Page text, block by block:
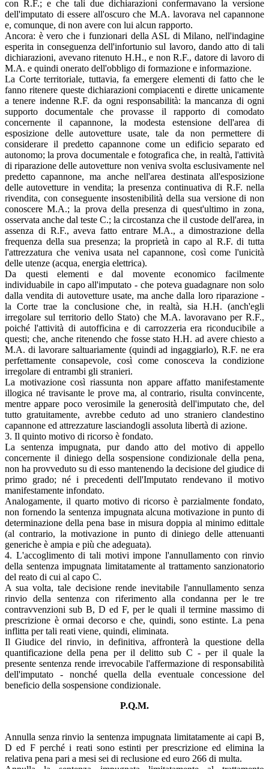
con R.F.; e che tali due dichiarazioni confermavano la versione
dell'imputato di essere all'oscuro che M.A. lavorava nel capannone
e, comunque, di non avere con lui alcun rapporto.
Ancora: è vero che i funzionari della ASL di Milano, nell'indagine
esperita in conseguenza dell'infortunio sul lavoro, dando atto di tali
dichiarazioni, avevano ritenuto H.H., e non R.F., datore di lavoro di
M.A. e quindi onerato dell'obbligo di formazione e informazione.
La Corte territoriale, tuttavia, fa emergere elementi di fatto che le
fanno ritenere queste dichiarazioni compiacenti e dirette unicamente
a tenere indenne R.F. da ogni responsabilità: la mancanza di ogni
supporto documentale che provasse il rapporto di comodato
concernente il capannone, la modesta estensione dell'area di
esposizione delle autovetture usate, tale da non permettere di
considerare il predetto capannone come un edificio separato ed
autonomo; la prova documentale e fotografica che, in realtà, l'attività
di riparazione delle autovetture non veniva svolta esclusivamente nel
predetto capannone, ma anche nell'area destinata all'esposizione
delle autovetture in vendita; la presenza continuativa di R.F. nella
rivendita, con conseguente insostenibilità della sua versione di non
conoscere M.A.; la prova della presenza di quest'ultimo in zona,
osservata anche dal teste C.; la circostanza che il custode dell'area, in
assenza di R.F., aveva fatto entrare M.A., a dimostrazione della
frequenza della sua presenza; la proprietà in capo al R.F. di tutta
l'attrezzatura che veniva usata nel capannone, così come l'unicità
delle utenze (acqua, energia elettrica).
Da questi elementi e dal movente economico facilmente
individuabile in capo all'imputato - che poteva guadagnare non solo
dalla vendita di autovetture usate, ma anche dalla loro riparazione -
la Corte trae la conclusione che, in realtà, sia H.H. (anch'egli
irregolare sul territorio dello Stato) che M.A. lavoravano per R.F.,
poiché l'attività di autofficina e di carrozzeria era riconducibile a
questi; che, anche ritenendo che fosse stato H.H. ad avere chiesto a
M.A. di lavorare saltuariamente (quindi ad ingaggiarlo), R.F. ne era
perfettamente consapevole, così come conosceva la condizione
irregolare di entrambi gli stranieri.
La motivazione così riassunta non appare affatto manifestamente
illogica né travisante le prove ma, al contrario, risulta convincente,
mentre appare poco verosimile la generosità dell'imputato che, del
tutto gratuitamente, avrebbe ceduto ad uno straniero clandestino
capannone ed attrezzature lasciandogli assoluta libertà di azione.
3. Il quinto motivo di ricorso è fondato.
La sentenza impugnata, pur dando atto del motivo di appello
concernente il diniego della sospensione condizionale della pena,
non ha provveduto su di esso mantenendo la decisione del giudice di
primo grado; né i precedenti dell'Imputato rendevano il motivo
manifestamente infondato.
Analogamente, il quarto motivo di ricorso è parzialmente fondato,
non fornendo la sentenza impugnata alcuna motivazione in punto di
determinazione della pena base in misura doppia al minimo edittale
(al contrario, la motivazione in punto di diniego delle attenuanti
generiche è ampia e più che adeguata).
4. L'accoglimento di tali motivi impone l'annullamento con rinvio
della sentenza impugnata limitatamente al trattamento sanzionatorio
del reato di cui al capo C.
A sua volta, tale decisione rende inevitabile l'annullamento senza
rinvio della sentenza con riferimento alla condanna per le tre
contravvenzioni sub B, D ed F, per le quali il termine massimo di
prescrizione è ormai decorso e che, quindi, sono estinte. La pena
inflitta per tali reati viene, quindi, eliminata.
Il Giudice del rinvio, in definitiva, affronterà la questione della
quantificazione della pena per il delitto sub C - per il quale la
presente sentenza rende irrevocabile l'affermazione di responsabilità
dell'imputato - nonché quella della eventuale concessione del
beneficio della sospensione condizionale.
P.Q.M.
Annulla senza rinvio la sentenza impugnata limitatamente ai capi B,
D ed F perché i reati sono estinti per prescrizione ed elimina la
relativa pena pari a mesi sei di reclusione ed euro 266 di multa.